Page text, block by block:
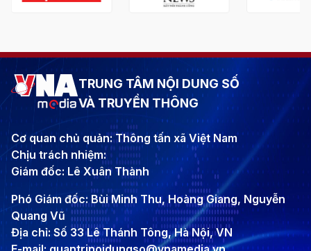
TRUNG TÂM NỘI DUNG SỐ
VÀ TRUYỀN THÔNG
Cơ quan chủ quản: Thông tấn xã Việt Nam
Chịu trách nhiệm:
Giám đốc: Lê Xuân Thành
Phó Giám đốc: Bùi Minh Thu, Hoàng Giang, Nguyễn
Quang Vũ
Địa chỉ: Số 33 Lê Thánh Tông, Hà Nội, VN